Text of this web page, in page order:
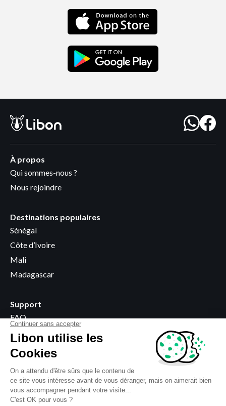
À propos
Qui sommes-nous ?
Nous rejoindre
Destinations populaires
Sénégal
Côte d’Ivoire
Mali
Madagascar
Support
FAQ
Devenir revendeur
Points de vente
Informations légales
Termes et Conditions